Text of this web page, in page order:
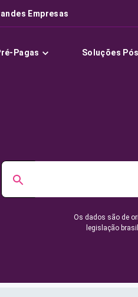
Empresas
Pagas Soluções
Os dados são de
legislação